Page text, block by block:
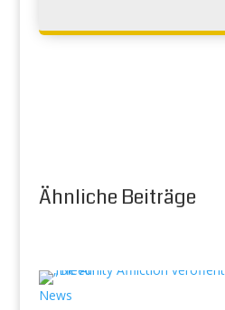
Ähnliche Beiträge
News